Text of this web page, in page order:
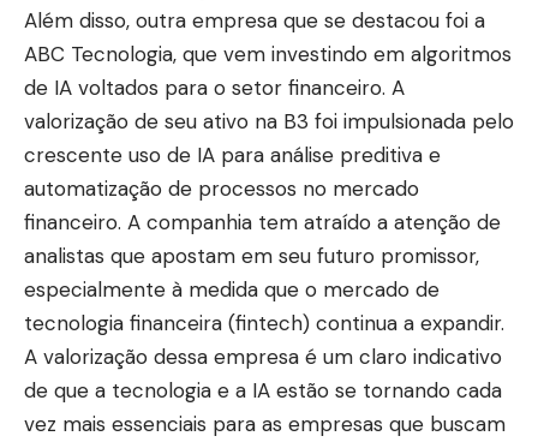
Além disso, outra empresa que se destacou foi a
ABC Tecnologia, que vem investindo em algoritmos
de IA voltados para o setor financeiro. A
valorização de seu ativo na B3 foi impulsionada pelo
crescente uso de IA para análise preditiva e
automatização de processos no mercado
financeiro. A companhia tem atraído a atenção de
analistas que apostam em seu futuro promissor,
especialmente à medida que o mercado de
tecnologia financeira (fintech) continua a expandir.
A valorização dessa empresa é um claro indicativo
de que a tecnologia e a IA estão se tornando cada
vez mais essenciais para as empresas que buscam